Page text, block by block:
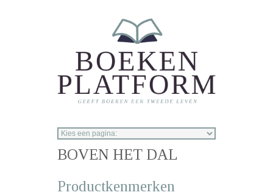
BOVEN HET DAL
Productkenmerken